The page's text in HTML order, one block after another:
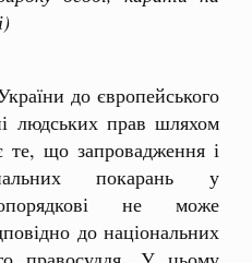
до європейського
людських прав шляхом
те, що запровадження і
покарань у
не може
до національних